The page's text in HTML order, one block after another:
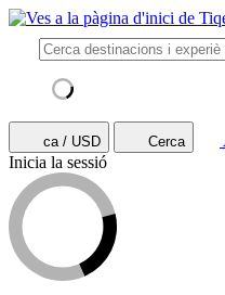
ca / USD Cerca
Inicia la sessió